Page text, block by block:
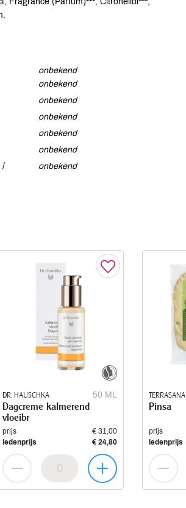
onbekend
onbekend
onbekend
onbekend
onbekend
onbekend
/
onbekend
DR. HAUSCHKA 50 ML
Dagcreme kalmerend
vloeibr
prijs
€ 31,00
ledenprijs
€ 24,80
TERRASANA
Pinsa
prijs
ledenprijs